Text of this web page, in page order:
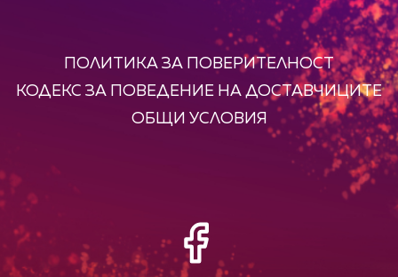
ПОЛИТИКА ЗА ПОВЕРИТЕЛНОСТ
КОДЕКС ЗА ПОВЕДЕНИЕ НА ДОСТАВЧИЦИТЕ
ОБЩИ УСЛОВИЯ